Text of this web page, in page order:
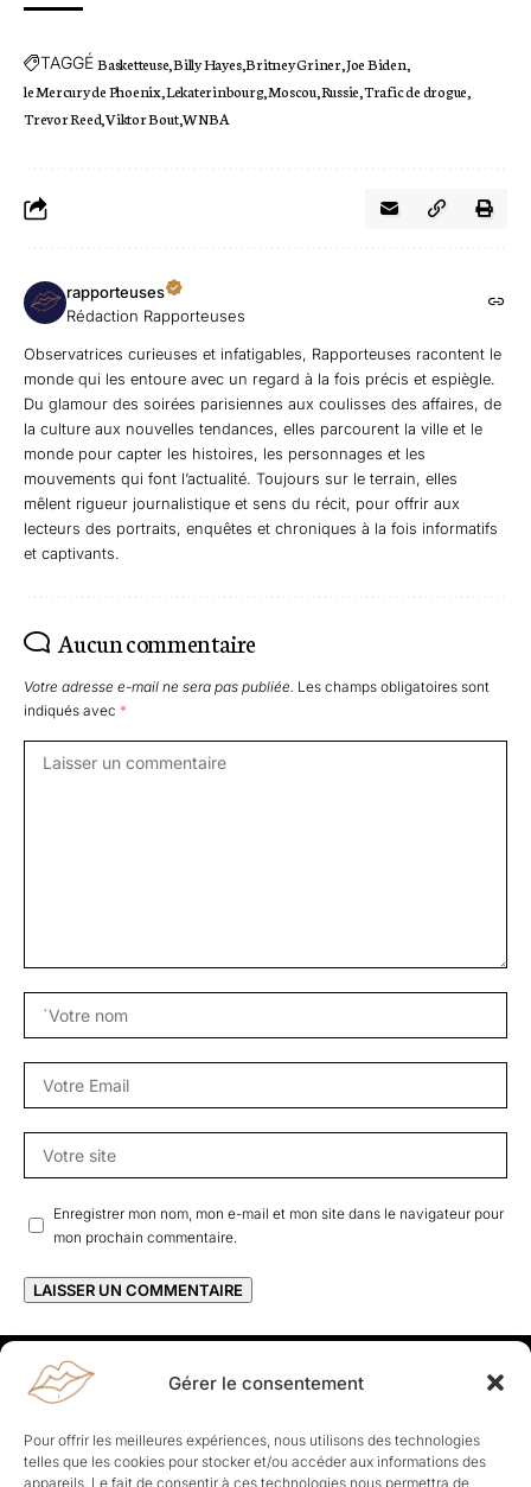
Gérer le consentement
Pour offrir les meilleures expériences, nous utilisons des technologies
telles que les cookies pour stocker et/ou accéder aux informations des
appareils. Le fait de consentir à ces technologies nous permettra de
TAGGÉBasketteuse Billy Hayes Britney Griner Joe Biden
le Mercury de Phoenix Lekaterinbourg Moscou Russie Trafic de drogue
Trevor Reed Viktor Bout WNBA
rapporteuses
Rédaction Rapporteuses
Observatrices curieuses et infatigables, Rapporteuses racontent le
monde qui les entoure avec un regard à la fois précis et espiègle.
Du glamour des soirées parisiennes aux coulisses des affaires, de
la culture aux nouvelles tendances, elles parcourent la ville et le
monde pour capter les histoires, les personnages et les
mouvements qui font l’actualité. Toujours sur le terrain, elles
mêlent rigueur journalistique et sens du récit, pour offrir aux
lecteurs des portraits, enquêtes et chroniques à la fois informatifs
et captivants.
Aucun commentaire
Votre adresse e-mail ne sera pas publiée. Les champs obligatoires sont
indiqués avec *
Enregistrer mon nom, mon e-mail et mon site dans le navigateur pour
mon prochain commentaire.
Rapporteuses
À propos de Rapporteuses :Rapporteuses, c’est l’histoire de
Parisiennes, bien dans leurs baskets qui aiment rapporter ce qui leur
cause, leur apporte et leur rapporte !